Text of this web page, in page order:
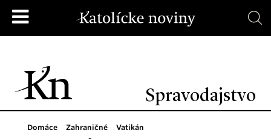
Spravodajstvo
Domáce Zahraničné Vatikán